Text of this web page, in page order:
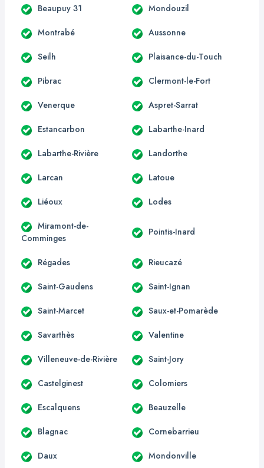
Beaupuy 31 Mondouzil
Montrabé Aussonne
Seilh Plaisance-du-Touch
Pibrac Clermont-le-Fort
Venerque Aspret-Sarrat
Estancarbon Labarthe-Inard
Labarthe-Rivière Landorthe
Larcan Latoue
Liéoux Lodes
Miramont-de-
Comminges
Pointis-Inard
Régades Rieucazé
Saint-Gaudens Saint-Ignan
Saint-Marcet Saux-et-Pomarède
Savarthès Valentine
Villeneuve-de-Rivière Saint-Jory
Castelginest Colomiers
Escalquens Beauzelle
Blagnac Cornebarrieu
Daux Mondonville